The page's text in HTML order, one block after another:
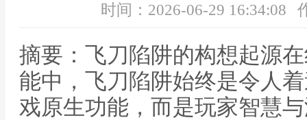
时间：2026-06-29 16:34:08
摘要：飞刀陷阱的构想起源
能中，飞刀陷阱始终是令人
戏原生功能，而是玩家智慧